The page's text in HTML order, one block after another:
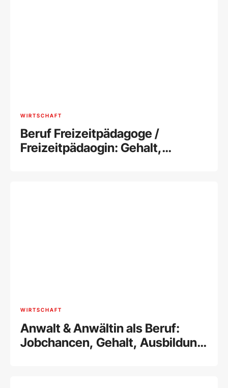
WIRTSCHAFT
Beruf Freizeitpädagoge /
Freizeitpädaogin: Gehalt,
WIRTSCHAFT
Anwalt & Anwältin als Beruf:
Jobchancen, Gehalt, Ausbildung